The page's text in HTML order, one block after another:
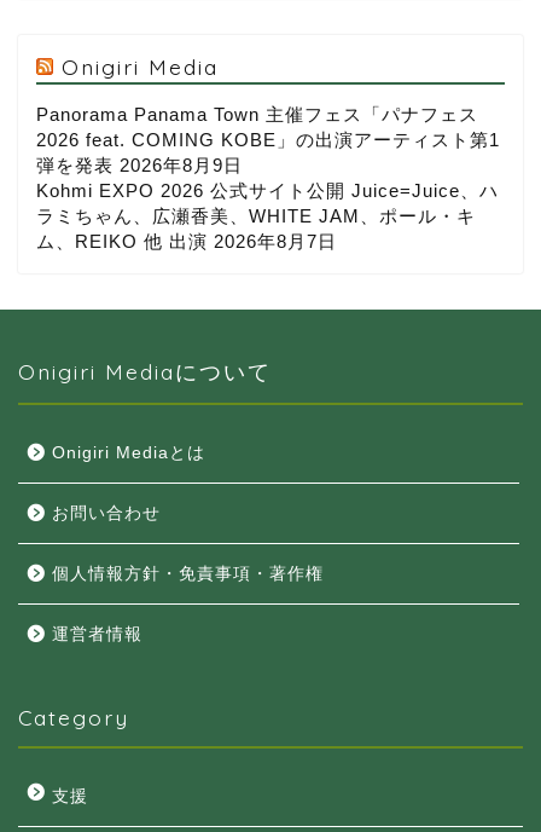
Onigiri Media
Panorama Panama Town 主催フェス「パナフェス
2026 feat. COMING KOBE」の出演アーティスト第1
弾を発表 2026年8月9日
Kohmi EXPO 2026 公式サイト公開 Juice=Juice、ハ
ラミちゃん、広瀬香美、WHITE JAM、ポール・キ
ム、REIKO 他 出演 2026年8月7日
Onigiri Mediaについて
Onigiri Mediaとは
お問い合わせ
個人情報方針・免責事項・著作権
運営者情報
Category
支援